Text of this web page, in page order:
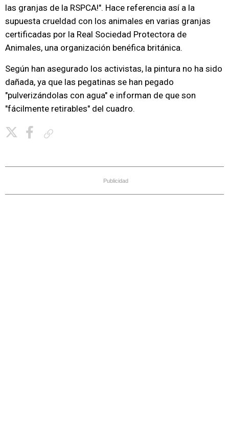
las granjas de la RSPCA!". Hace referencia así a la
supuesta crueldad con los animales en varias granjas
certificadas por la Real Sociedad Protectora de
Animales, una organización benéfica británica.
Según han asegurado los activistas, la pintura no ha sido
dañada, ya que las pegatinas se han pegado
"pulverizándolas con agua" e informan de que son
"fácilmente retirables" del cuadro.
Publicidad